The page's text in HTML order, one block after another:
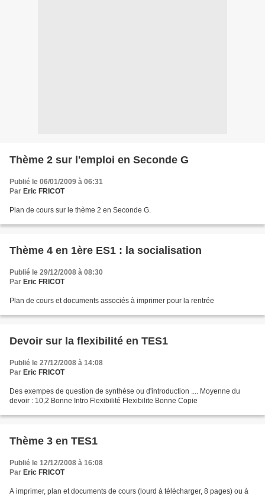
Thème 2 sur l'emploi en Seconde G
Publié le 06/01/2009 à 06:31
Par Eric FRICOT
Plan de cours sur le thème 2 en Seconde G.
Thème 4 en 1ère ES1 : la socialisation
Publié le 29/12/2008 à 08:30
Par Eric FRICOT
Plan de cours et documents associés à imprimer pour la rentrée
Devoir sur la flexibilité en TES1
Publié le 27/12/2008 à 14:08
Par Eric FRICOT
Des exempes de question de synthèse ou d'introduction .... Moyenne du
devoir : 10,2 Bonne Intro Flexibilité Flexibilite Bonne Copie
Thème 3 en TES1
Publié le 12/12/2008 à 16:08
Par Eric FRICOT
A imprimer, plan et documents de cours (lourd à télécharger, 8 pages) ou à